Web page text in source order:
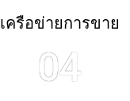
เครือข่ายการขาย
04